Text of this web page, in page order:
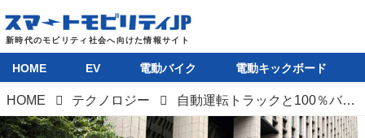
HOME EV 電動バイク 電動キックボード
HOME テクノロジー 自動運転トラックと100％バイオ燃料による実証走行開始。出光興産とT2、いすゞが次世代バイオディーゼル燃料で連携